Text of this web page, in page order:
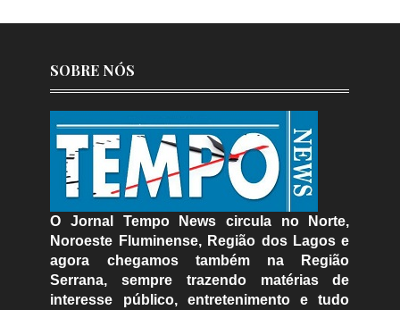
SOBRE NÓS
O Jornal Tempo News circula no Norte,
Noroeste Fluminense, Região dos Lagos e
agora chegamos também na Região
Serrana, sempre trazendo matérias de
interesse público, entretenimento e tudo